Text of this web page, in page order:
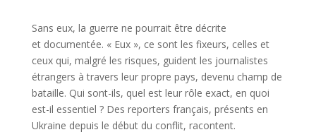
Sans eux, la guerre ne pourrait être décrite
et documentée. « Eux », ce sont les fixeurs, celles et
ceux qui, malgré les risques, guident les journalistes
étrangers à travers leur propre pays, devenu champ de
bataille. Qui sont-ils, quel est leur rôle exact, en quoi
est-il essentiel ? Des reporters français, présents en
Ukraine depuis le début du conflit, racontent.